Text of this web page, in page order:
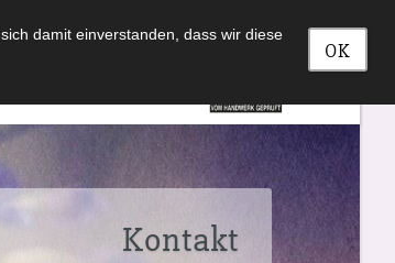
Kontakt
OK
damit einverstanden, dass wir diese